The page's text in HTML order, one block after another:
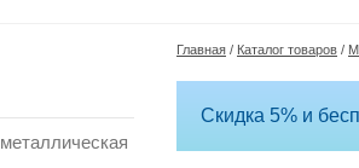
Главная / Каталог товаров /
Скидка 5% и